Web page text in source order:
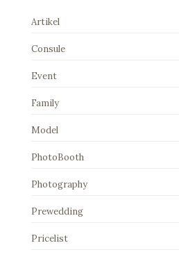
Artikel
Consule
Event
Family
Model
PhotoBooth
Photography
Prewedding
Pricelist